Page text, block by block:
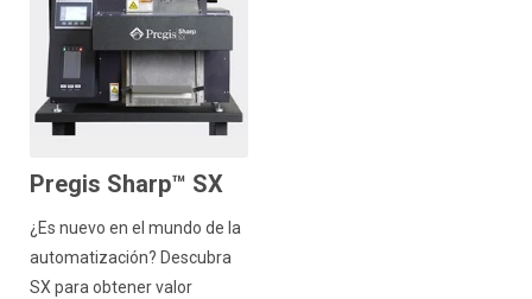
Pregis Sharp™ SX
¿Es nuevo en el mundo de la
automatización? Descubra
SX para obtener valor